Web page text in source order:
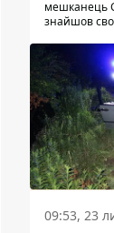
мешканець
знайшов
з'ясували
наніс її син.
09:53, 23